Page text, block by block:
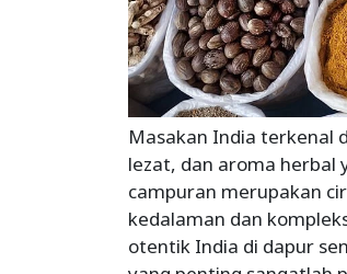
Masakan India terkenal
lezat, dan aroma herbal
campuran merupakan
kedalaman dan
otentik India di dapur